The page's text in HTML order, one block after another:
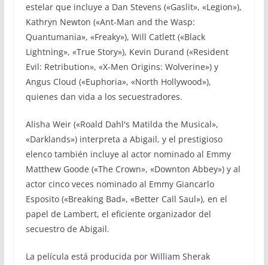
estelar que incluye a Dan Stevens («Gaslit», «Legion»),
Kathryn Newton («Ant-Man and the Wasp:
Quantumania», «Freaky»), Will Catlett («Black
Lightning», «True Story»), Kevin Durand («Resident
Evil: Retribution», «X-Men Origins: Wolverine») y
Angus Cloud («Euphoria», «North Hollywood»),
quienes dan vida a los secuestradores.
Alisha Weir («Roald Dahl's Matilda the Musical»,
«Darklands») interpreta a Abigail, y el prestigioso
elenco también incluye al actor nominado al Emmy
Matthew Goode («The Crown», «Downton Abbey») y al
actor cinco veces nominado al Emmy Giancarlo
Esposito («Breaking Bad», «Better Call Saul»), en el
papel de Lambert, el eficiente organizador del
secuestro de Abigail.
La película está producida por William Sherak